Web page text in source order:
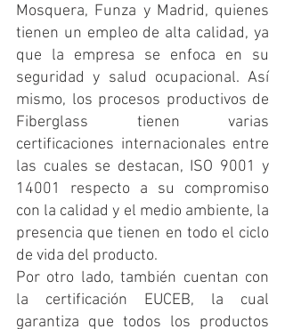
Mosquera, Funza y Madrid, quienes
tienen un empleo de alta calidad, ya
que la empresa se enfoca en su
seguridad y salud ocupacional. Así
mismo, los procesos productivos de
Fiberglass tienen varias
certificaciones internacionales entre
las cuales se destacan, ISO 9001 y
14001 respecto a su compromiso
con la calidad y el medio ambiente, la
presencia que tienen en todo el ciclo
de vida del producto.
Por otro lado, también cuentan con
la certificación EUCEB, la cual
garantiza que todos los productos